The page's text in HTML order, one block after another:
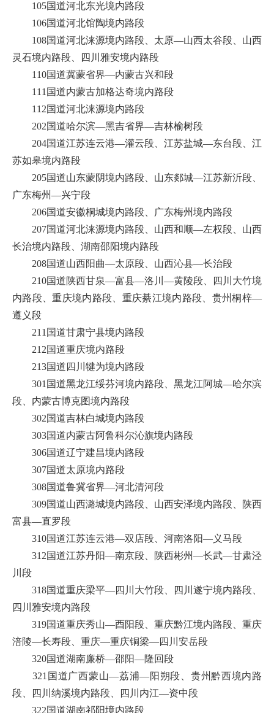
105国道河北东光境内路段
106国道河北馆陶境内路段
108国道河北涞源境内路段、太原—山西太谷段、山西
灵石境内路段、四川雅安境内路段
110国道冀蒙省界—内蒙古兴和段
111国道内蒙古加格达奇境内路段
112国道河北涞源境内路段
202国道哈尔滨—黑吉省界—吉林榆树段
204国道江苏连云港—灌云段、江苏盐城—东台段、江
苏如皋境内路段
205国道山东蒙阴境内路段、山东郯城—江苏新沂段、
广东梅州—兴宁段
206国道安徽桐城境内路段、广东梅州境内路段
207国道河北涞源境内路段、山西和顺—左权段、山西
长治境内路段、湖南邵阳境内路段
208国道山西阳曲—太原段、山西沁县—长治段
210国道陕西甘泉—富县—洛川—黄陵段、四川大竹境
内路段、重庆境内路段、重庆綦江境内路段、贵州桐梓—
遵义段
211国道甘肃宁县境内路段
212国道重庆境内路段
213国道四川犍为境内路段
301国道黑龙江绥芬河境内路段、黑龙江阿城—哈尔滨
段、内蒙古博克图境内路段
302国道吉林白城境内路段
303国道内蒙古阿鲁科尔沁旗境内路段
306国道辽宁建昌境内路段
307国道太原境内路段
308国道鲁冀省界—河北清河段
309国道山西潞城境内路段、山西安泽境内路段、陕西
富县—直罗段
310国道江苏连云港—双店段、河南洛阳—义马段
312国道江苏丹阳—南京段、陕西彬州—长武—甘肃泾
川段
318国道重庆梁平—四川大竹段、四川遂宁境内路段、
四川雅安境内路段
319国道重庆秀山—酉阳段、重庆黔江境内路段、重庆
涪陵—长寿段、重庆—重庆铜梁—四川安岳段
320国道湖南廉桥—邵阳—隆回段
321国道广西蒙山—荔浦—阳朔段、贵州黔西境内路
段、四川纳溪境内路段、四川内江—资中段
322国道湖南祁阳境内路段